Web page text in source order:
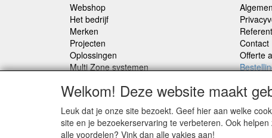
Webshop
Het bedrijf
Merken
Projecten
Oplossingen
Multi Zone systemen
Onderhoud en Reparaties
Contact
Offerte
Bestellingen binnen Nederland, ongeacht gewicht,
verstuurd voor € 6,95
Welkom! Deze website maakt
Leuk dat je onze site bezoekt. Geef hier aan welke
site en je bezoekerservaring te verbeteren. Ook
alle voordelen? Vink dan alle vakjes aan!